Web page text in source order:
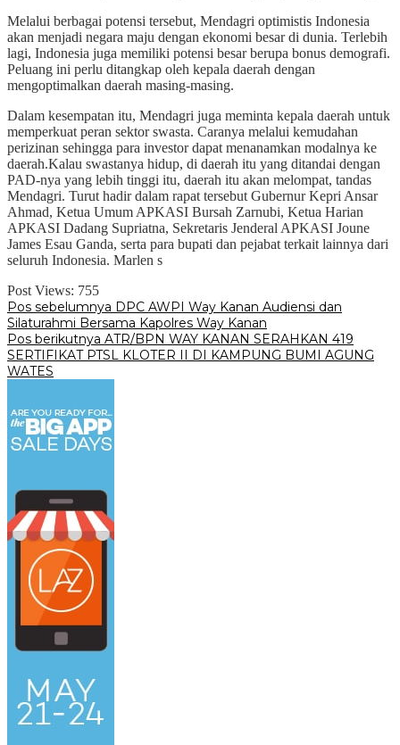
Melalui berbagai potensi tersebut, Mendagri optimistis Indonesia
akan menjadi negara maju dengan ekonomi besar di dunia. Terlebih
lagi, Indonesia juga memiliki potensi besar berupa bonus demografi.
Peluang ini perlu ditangkap oleh kepala daerah dengan
mengoptimalkan daerah masing-masing.
Dalam kesempatan itu, Mendagri juga meminta kepala daerah untuk
memperkuat peran sektor swasta. Caranya melalui kemudahan
perizinan sehingga para investor dapat menanamkan modalnya ke
daerah.Kalau swastanya hidup, di daerah itu yang ditandai dengan
PAD-nya yang lebih tinggi itu, daerah itu akan melompat, tandas
Mendagri. Turut hadir dalam rapat tersebut Gubernur Kepri Ansar
Ahmad, Ketua Umum APKASI Bursah Zarnubi, Ketua Harian
APKASI Dadang Supriatna, Sekretaris Jenderal APKASI Joune
James Esau Ganda, serta para bupati dan pejabat terkait lainnya dari
seluruh Indonesia. Marlen s
Post Views: 755
Navigasi
pos
Pos sebelumnya DPC AWPI Way Kanan Audiensi dan
Silaturahmi Bersama Kapolres Way Kanan
Pos berikutnya ATR/BPN WAY KANAN SERAHKAN 419
SERTIFIKAT PTSL KLOTER II DI KAMPUNG BUMI AGUNG
WATES